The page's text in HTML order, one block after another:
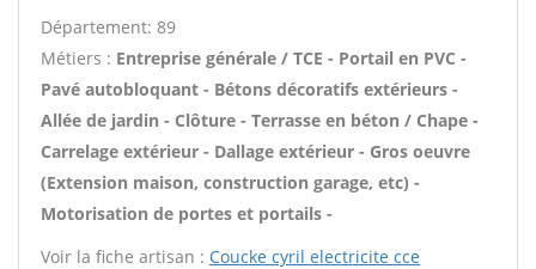
Département: 89
Métiers : Entreprise générale / TCE - Portail en PVC -
Pavé autobloquant - Bétons décoratifs extérieurs -
Allée de jardin - Clôture - Terrasse en béton / Chape -
Carrelage extérieur - Dallage extérieur - Gros oeuvre
(Extension maison, construction garage, etc) -
Motorisation de portes et portails -
Voir la fiche artisan : Coucke cyril electricite cce